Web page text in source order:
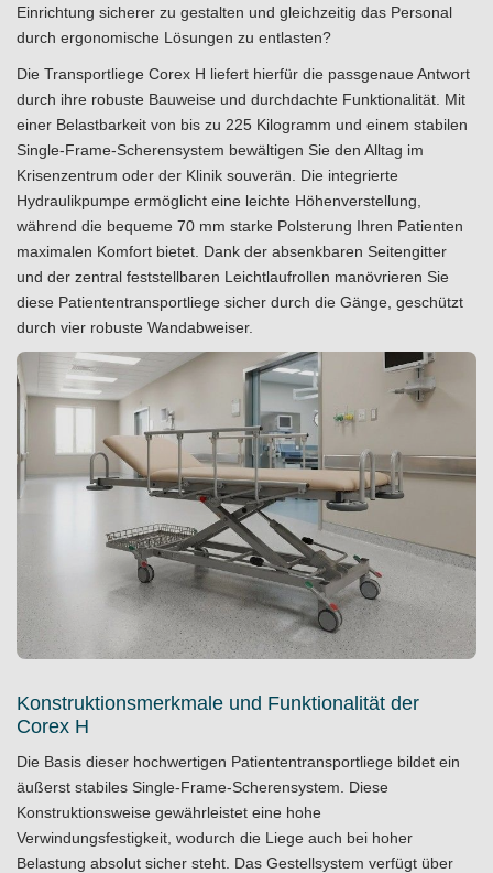
Einrichtung sicherer zu gestalten und gleichzeitig das Personal
durch ergonomische Lösungen zu entlasten?
Die Transportliege Corex H liefert hierfür die passgenaue Antwort
durch ihre robuste Bauweise und durchdachte Funktionalität. Mit
einer Belastbarkeit von bis zu 225 Kilogramm und einem stabilen
Single-Frame-Scherensystem bewältigen Sie den Alltag im
Krisenzentrum oder der Klinik souverän. Die integrierte
Hydraulikpumpe ermöglicht eine leichte Höhenverstellung,
während die bequeme 70 mm starke Polsterung Ihren Patienten
maximalen Komfort bietet. Dank der absenkbaren Seitengitter
und der zentral feststellbaren Leichtlaufrollen manövrieren Sie
diese Patiententransportliege sicher durch die Gänge, geschützt
durch vier robuste Wandabweiser.
Konstruktionsmerkmale und Funktionalität der
Corex H
Die Basis dieser hochwertigen Patiententransportliege bildet ein
äußerst stabiles Single-Frame-Scherensystem. Diese
Konstruktionsweise gewährleistet eine hohe
Verwindungsfestigkeit, wodurch die Liege auch bei hoher
Belastung absolut sicher steht. Das Gestellsystem verfügt über